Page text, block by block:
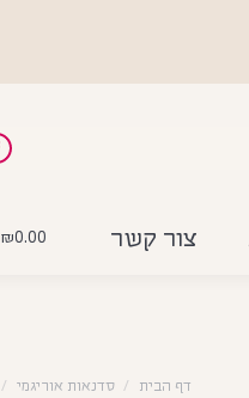
צור קשר ₪0.00
דף הבית סדנאות אוריגמי